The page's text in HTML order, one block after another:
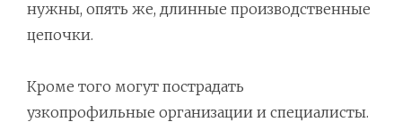
нужны, опять же, длинные производственные
цепочки.
Кроме того могут пострадать
узкопрофильные организации и специалисты.